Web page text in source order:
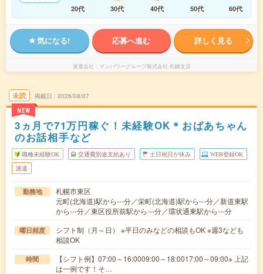
20代
30代 40代 50代 60代
気になる! 応募へ進む 詳しく見る
派遣会社 マンパワーグループ株式会社 札幌支店
未読
NEW
掲載日 2026/08/07
3ヵ月で71万円稼ぐ！未経験OK＊おばあちゃん
のお話相手など
職種未経験OK 交通費別途支給あり 土日祝日が休み WEB登録OK
派遣
勤務地
札幌市東区
元町(北海道)駅から---分／栄町(北海道)駅から---分／新道東駅
から---分／東区役所前駅から---分／環状通東駅から---分
曜日頻度
シフト制（月～日） ※平日のみなどの相談もOK ※週3なども
相談OK
時間
【シフト例】07:00～16:0009:00～18:0017:00～09:00※ 上記
は一例です！そ…